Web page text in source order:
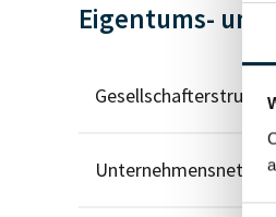
Eigentums-
Gesellschafterstruktur